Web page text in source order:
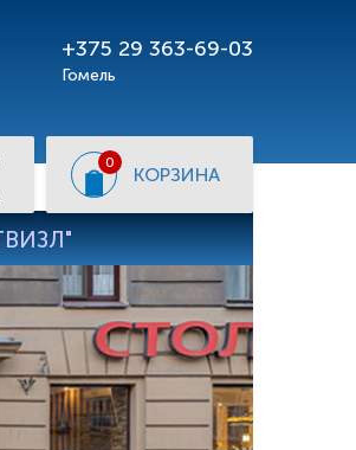
+375 29 363-69-03
Гомель
0
КОРЗИНА